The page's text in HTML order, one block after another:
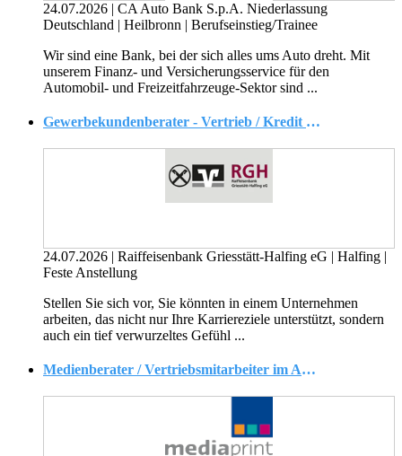
24.07.2026 | CA Auto Bank S.p.A. Niederlassung
Deutschland | Heilbronn | Berufseinstieg/Trainee
Wir sind eine Bank, bei der sich alles ums Auto dreht. Mit
unserem Finanz- und Versicherungsservice für den
Automobil- und Freizeitfahrzeuge-Sektor sind ...
Gewerbekundenberater - Vertrieb / Kredit / Anlage / Payment (m/w/d)
24.07.2026 | Raiffeisenbank Griesstätt-Halfing eG | Halfing |
Feste Anstellung
Stellen Sie sich vor, Sie könnten in einem Unternehmen
arbeiten, das nicht nur Ihre Karriereziele unterstützt, sondern
auch ein tief verwurzeltes Gefühl ...
Medienberater / Vertriebsmitarbeiter im Außendienst als selbstständiger Handelsvertreter (m/w/d) nach § 84 I HGB